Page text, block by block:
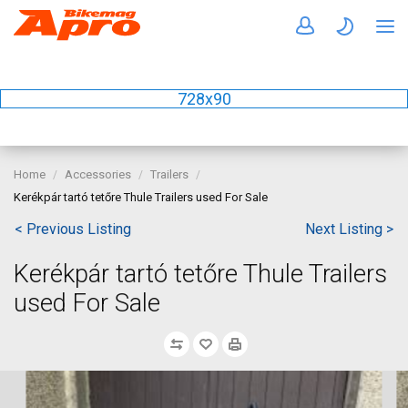
728x90
Home Accessories
Trailers
Kerékpár tartó tetőre Thule Trailers used For Sale
< Previous Listing Next Listing >
Kerékpár tartó tetőre Thule Trailers
used For Sale